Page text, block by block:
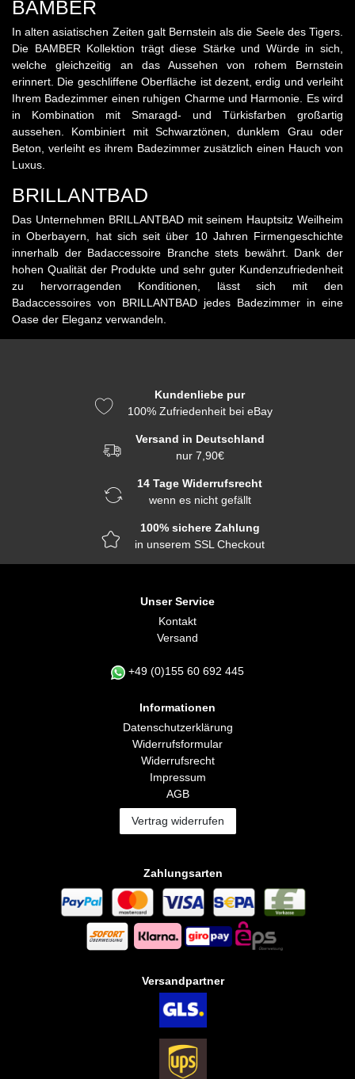
BAMBER
In alten asiatischen Zeiten galt Bernstein als die Seele des Tigers.
Die BAMBER Kollektion trägt diese Stärke und Würde in sich,
welche gleichzeitig an das Aussehen von rohem Bernstein
erinnert. Die geschliffene Oberfläche ist dezent, erdig und verleiht
Ihrem Badezimmer einen ruhigen Charme und Harmonie. Es wird
in Kombination mit Smaragd- und Türkisfarben großartig
aussehen. Kombiniert mit Schwarztönen, dunklem Grau oder
Beton, verleiht es ihrem Badezimmer zusätzlich einen Hauch von
Luxus.
BRILLANTBAD
Das Unternehmen BRILLANTBAD mit seinem Hauptsitz Weilheim
in Oberbayern, hat sich seit über 10 Jahren Firmengeschichte
innerhalb der Badaccessoire Branche stets bewährt. Dank der
hohen Qualität der Produkte und sehr guter Kundenzufriedenheit
zu hervorragenden Konditionen, lässt sich mit den
Badaccessoires von BRILLANTBAD jedes Badezimmer in eine
Oase der Eleganz verwandeln.
Kundenliebe pur
100% Zufriedenheit bei eBay
Versand in Deutschland
nur 7,90€
14 Tage Widerrufsrecht
wenn es nicht gefällt
100% sichere Zahlung
in unserem SSL Checkout
Unser Service
Kontakt
Versand
+49 (0)155 60 692 445
Informationen
Daten­schutz­erklärung
Widerrufs­formular
Widerrufs­recht
Impressum
AGB
Vertrag widerrufen
Zahlungsarten
Versandpartner